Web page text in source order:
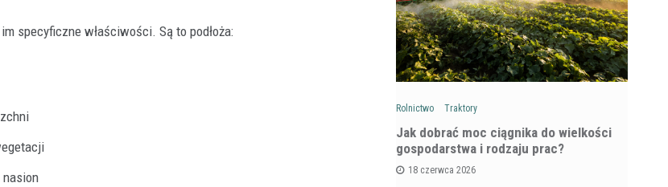
specyficzne właściwości. Są to podłoża:
nasion
Rolnictwo Traktory
Jak dobrać moc ciągnika do wielkości
gospodarstwa i rodzaju prac?
18 czerwca 2026